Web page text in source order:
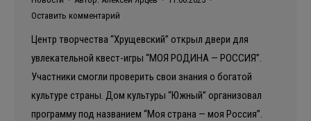
Оставить комментарий
Центр творчества “Хрущевский” открыл двери для
увлекательной квест-игры “МОЯ РОДИНА — РОССИЯ”.
Участники смогли проверить свои знания о богатой
культуре страны. Дом культуры “Южный” организовал
программу под названием “Моя страна — моя Россия”.